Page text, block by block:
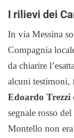
I rilievi dei
In via Messina
Compagnia
da chiarire
alcuni testimoni,
Edoardo Trezzi
segnale rosso
Montello non